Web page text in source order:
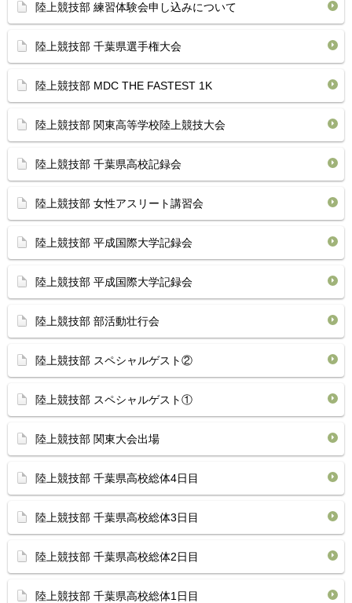
陸上競技部 練習体験会申し込みについて
陸上競技部 千葉県選手権大会
陸上競技部 MDC THE FASTEST 1K
陸上競技部 関東高等学校陸上競技大会
陸上競技部 千葉県高校記録会
陸上競技部 女性アスリート講習会
陸上競技部 平成国際大学記録会
陸上競技部 平成国際大学記録会
陸上競技部 部活動壮行会
陸上競技部 スペシャルゲスト②
陸上競技部 スペシャルゲスト①
陸上競技部 関東大会出場
陸上競技部 千葉県高校総体4日目
陸上競技部 千葉県高校総体3日目
陸上競技部 千葉県高校総体2日目
陸上競技部 千葉県高校総体1日目